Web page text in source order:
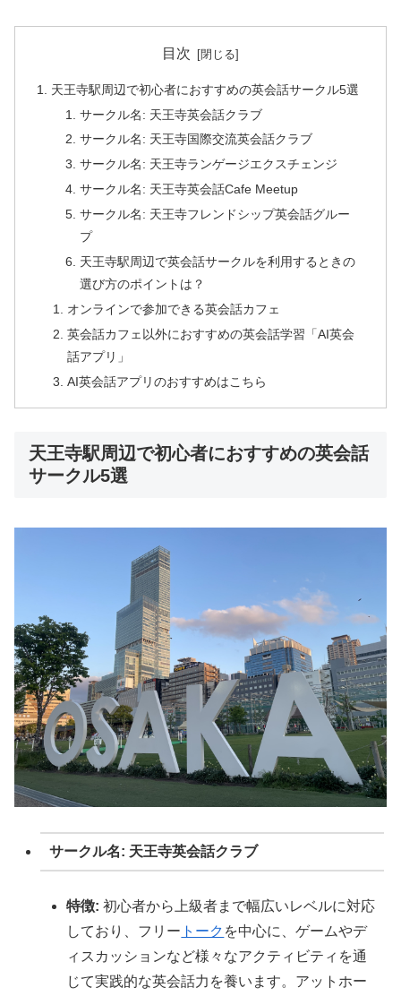
目次
天王寺駅周辺で初心者におすすめの英会話サークル5選
サークル名: 天王寺英会話クラブ
サークル名: 天王寺国際交流英会話クラブ
サークル名: 天王寺ランゲージエクスチェンジ
サークル名: 天王寺英会話Cafe Meetup
サークル名: 天王寺フレンドシップ英会話グルー
プ
天王寺駅周辺で英会話サークルを利用するときの
選び方のポイントは？
オンラインで参加できる英会話カフェ
英会話カフェ以外におすすめの英会話学習「AI英会
話アプリ」
AI英会話アプリのおすすめはこちら
天王寺駅周辺で初心者におすすめの英会話
サークル5選
サークル名: 天王寺英会話クラブ
特徴: 初心者から上級者まで幅広いレベルに対応
しており、フリー トーク を中心に、ゲームやデ
ィスカッションなど様々なアクティビティを通
じて実践的な英会話力を養います。アットホー